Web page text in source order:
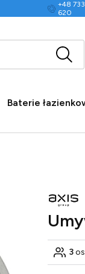
+48
620
Wyczyść
Baterie
3